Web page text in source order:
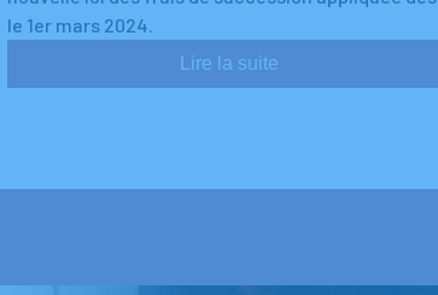
le 1er mars 2024.
Lire la suite